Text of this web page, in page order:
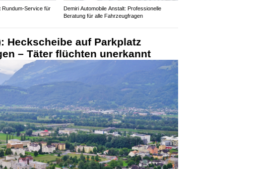
Rundum‑Service für
Demiri Automobile Anstalt: Professionelle
Beratung für alle Fahrzeugfragen
Heckscheibe auf Parkplatz
– Täter flüchten unerkannt